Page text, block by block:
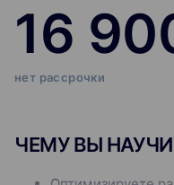
16
нет рассрочки
ЧЕМУ ВЫ